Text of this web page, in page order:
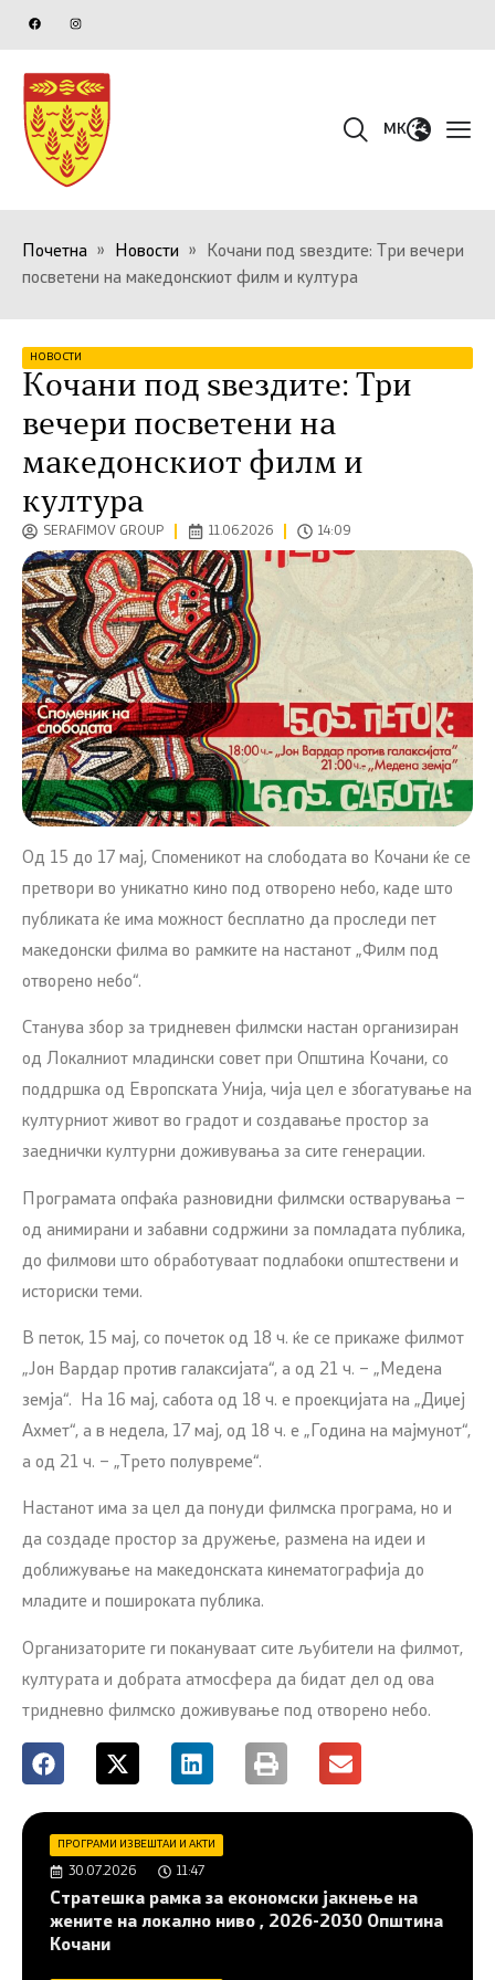
MK
Почетна » Новости »
Кочани под ѕвездите: Три вечери
посветени на македонскиот филм и култура
НОВОСТИ
Кочани под ѕвездите: Три
вечери посветени на
македонскиот филм и
култура
SERAFIMOV GROUP 11.06.2026 14:09
Од 15 до 17 мај, Споменикот на слободата во Кочани ќе се
претвори во уникатно кино под отворено небо, каде што
публиката ќе има можност бесплатно да проследи пет
македонски филма во рамките на настанот „Филм под
отворено небо“.
Станува збор за тридневен филмски настан организиран
од Локалниот младински совет при Општина Кочани, со
поддршка од Европската Унија, чија цел е збогатување на
културниот живот во градот и создавање простор за
заеднички културни доживувања за сите генерации.
Програмата опфаќа разновидни филмски остварувања –
од анимирани и забавни содржини за помладата публика,
до филмови што обработуваат подлабоки општествени и
историски теми.
В петок, 15 мај, со почеток од 18 ч. ќе се прикаже филмот
„Јон Вардар против галаксијата“, а од 21 ч. – „Медена
земја“. На 16 мај, сабота од 18 ч. е проекцијата на „Диџеј
Ахмет“, а в недела, 17 мај, од 18 ч. е „Година на мајмунот“,
а од 21 ч. – „Трето полувреме“.
Настанот има за цел да понуди филмска програма, но и
да создаде простор за дружење, размена на идеи и
доближување на македонската кинематографија до
младите и пошироката публика.
Организаторите ги покануваат сите љубители на филмот,
културата и добрата атмосфера да бидат дел од ова
тридневно филмско доживување под отворено небо.
ПРОГРАМИ ИЗВЕШТАИ И АКТИ
30.07.2026 11:47
Стратешка рамка за економски јакнење на
жените на локално ниво , 2026-2030 Општина
Кочани